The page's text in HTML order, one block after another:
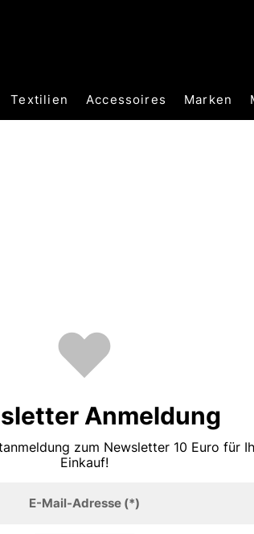
Textilien Accessoires Marken
Anmeldung
zum Newsletter 10 Euro für
Einkauf!
E-Mail-Adresse(*)